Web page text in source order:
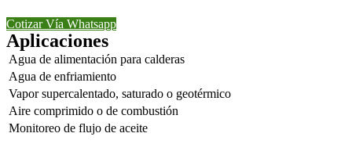
Cotizar Vía Whatsapp
Aplicaciones
Agua de alimentación para calderas
Agua de enfriamiento
Vapor supercalentado, saturado o geotérmico
Aire comprimido o de combustión
Monitoreo de flujo de aceite